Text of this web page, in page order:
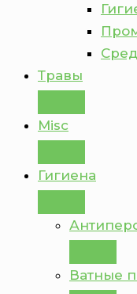
Травы
Misc
Гигиена
Ватные